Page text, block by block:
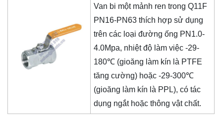
Van bi một mảnh ren trong Q11F
PN16-PN63 thích hợp sử dụng
trên các loại đường ống PN1.0-
4.0Mpa, nhiệt độ làm việc -29-
180℃ (gioăng làm kín là PTFE
tăng cường) hoặc -29-300℃
(gioăng làm kín là PPL), có tác
dụng ngắt hoặc thông vật chất.